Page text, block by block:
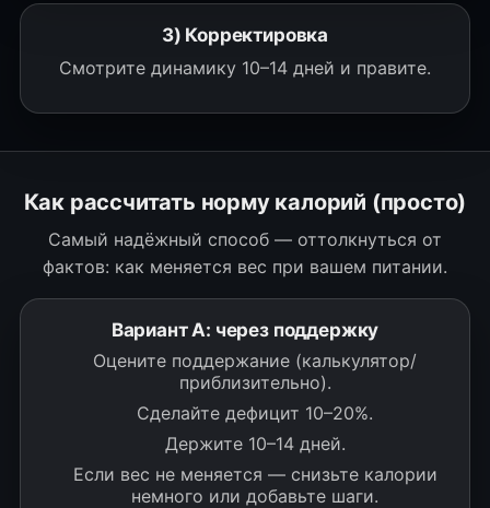
3) Корректировка
Смотрите динамику 10–14 дней и правите.
Как рассчитать норму калорий (просто)
Самый надёжный способ — оттолкнуться от
фактов: как меняется вес при вашем питании.
Вариант A: через поддержку
Оцените поддержание (калькулятор/
приблизительно).
Сделайте дефицит 10–20%.
Держите 10–14 дней.
Если вес не меняется — снизьте калории
немного или добавьте шаги.